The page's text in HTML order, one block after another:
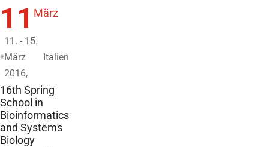
11 März
11. - 15.
März
2016,
Italien
16th Spring
School in
Bioinformatics
and Systems
Biology